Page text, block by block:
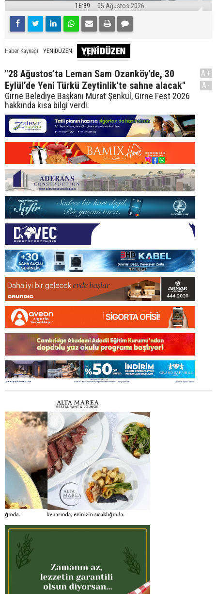
16:39 05 Ağustos 2026
Haber Kaynağı YENİDÜZEN
"28 Ağustos’ta Leman Sam Ozanköy'de, 30
Eylül’de Yeni Türkü Zeytinlik'te sahne alacak"
Girne Belediye Başkanı Murat Şenkul, Girne Fest 2026
hakkında kısa bilgi verdi.
A+
A-